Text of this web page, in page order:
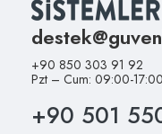
+90 850 303 91 92
Pzt – Cum: 09:00-
+90 501